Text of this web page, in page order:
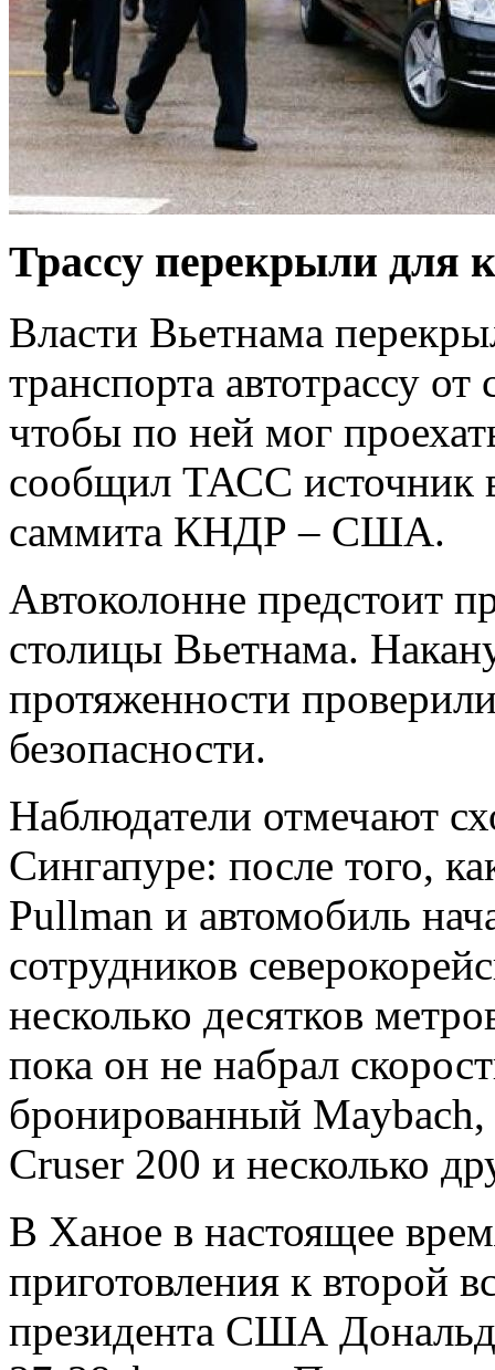
Трассу перекрыли для
Власти Вьетнама
транспорта автотрассу
чтобы по ней мог
сообщил ТАСС источник
саммита КНДР – США.
Автоколонне предстоит
столицы Вьетнама.
протяженности
безопасности.
Наблюдатели отмечают
Сингапуре: после того,
Pullman и автомобиль
сотрудников
несколько десятков
пока он не набрал
бронированный
Cruser 200 и несколько
В Ханое в настоящее
приготовления к второй
президента США